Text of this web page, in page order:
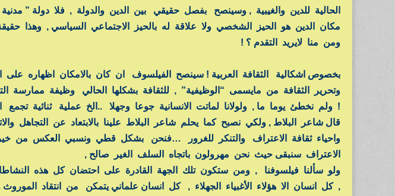
الحالية للدين والغيبية , وسينصح بفصل حقيقي بين الدين والدولة , فلا دولة ”
مكان الدين هو الحيز الشخصي ولا علاقة له بالحيز الاجتماعي السياسي , وهذا
ومن منا لايريد التقدم ؟ !
بخصوص اشكالية الثقافة العربية ! سينصح الفيلسوف ان كان بالامكان اظهاره على
وتحرير الثقافة من مايسمى “الوظيفية” , للثقافة بشكلها الحالي وظيفة ممارسة
! ولم نخطئ يوما ما , ولولانا لماتت الانسانية جوعا وجهلا ..الخ عملية ثنائية
قال شاعر البلاط , ولكي نصبح كما يحلم شاعر البلاط علينا بالابتعاد عن التجاهل
واحياء ثقافة الاعتراف والتنكر للغرور …فنحن بشكل قطي ونسبي العكس من
الاعتراف سنبقى حيث نحن مهرولون باتجاه السلف الغير صالح ,
ولو سألنا فيلسوفنا , ومن ستكون تلك الجهة القادرة على احتضان كل هذه
, كل انسان الا هؤلاء الأغبياء الجهلاء , كل انسان علماني يتمكن من انتقاد